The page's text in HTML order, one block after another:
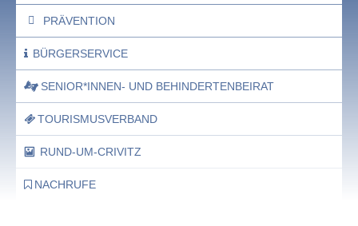
PRÄVENTION
BÜRGERSERVICE
SENIOR*INNEN- UND BEHINDERTENBEIRAT
TOURISMUSVERBAND
RUND-UM-CRIVITZ
NACHRUFE